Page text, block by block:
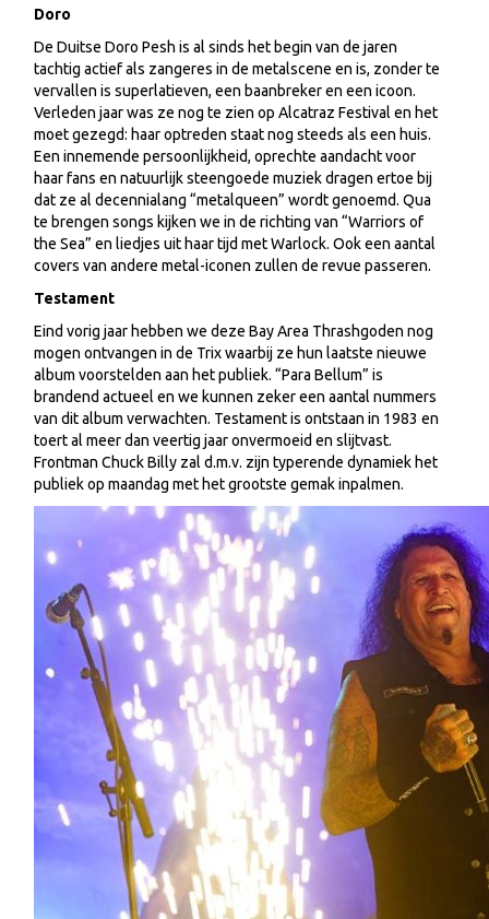
Doro
De Duitse Doro Pesh is al sinds het begin van de jaren
tachtig actief als zangeres in de metalscene en is, zonder te
vervallen is superlatieven, een baanbreker en een icoon.
Verleden jaar was ze nog te zien op Alcatraz Festival en het
moet gezegd: haar optreden staat nog steeds als een huis.
Een innemende persoonlijkheid, oprechte aandacht voor
haar fans en natuurlijk steengoede muziek dragen ertoe bij
dat ze al decennialang “metalqueen” wordt genoemd. Qua
te brengen songs kijken we in de richting van “Warriors of
the Sea” en liedjes uit haar tijd met Warlock. Ook een aantal
covers van andere metal-iconen zullen de revue passeren.
Testament
Eind vorig jaar hebben we deze Bay Area Thrashgoden nog
mogen ontvangen in de Trix waarbij ze hun laatste nieuwe
album voorstelden aan het publiek. “Para Bellum” is
brandend actueel en we kunnen zeker een aantal nummers
van dit album verwachten. Testament is ontstaan in 1983 en
toert al meer dan veertig jaar onvermoeid en slijtvast.
Frontman Chuck Billy zal d.m.v. zijn typerende dynamiek het
publiek op maandag met het grootste gemak inpalmen.